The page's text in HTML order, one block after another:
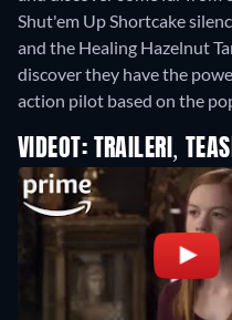
Shut'em Up Shortcake
and the Healing Hazelnut
discover they have the
action pilot based on the
VIDEOT: TRAILERI,